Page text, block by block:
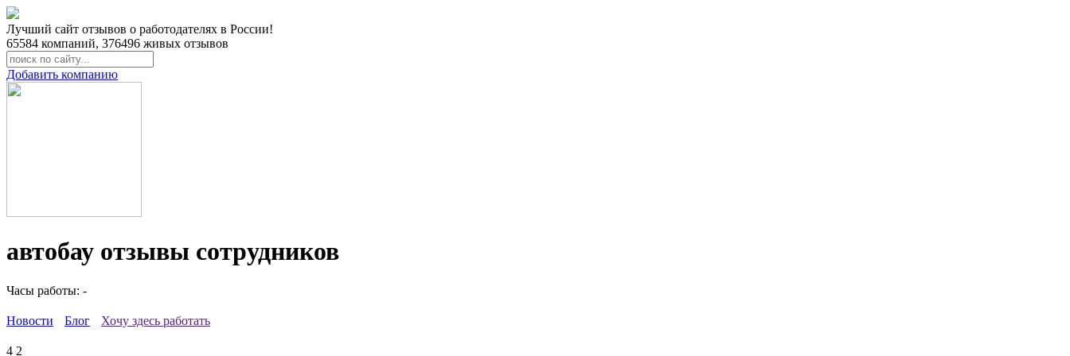
Лучший сайт отзывов о работодателях в России!
65584 компаний, 376496 живых отзывов
Добавить компанию
автобау отзывы сотрудников
Часы работы: -
Новости Блог Хочу здесь работать
4 2